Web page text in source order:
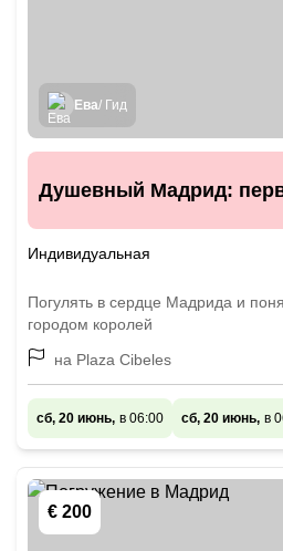
Ева/ Гид
Душевный Мадрид:
Индивидуальная
Погулять в сердце Мадрида и
городом королей
на Plaza Cibeles
сб, 20 июнь, в 06:00 сб, 20 июнь, в
€ 200